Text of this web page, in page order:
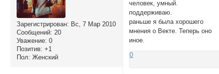
Зарегистрирован: Вс, 7 Мар 2010
Сообщений: 20
Уважение: 0
Позитив: +1
Пол: Женский
человек, умный.
поддерживаю.
раньше я была хорошего
мнения о Векте. Теперь оно
иное.
0